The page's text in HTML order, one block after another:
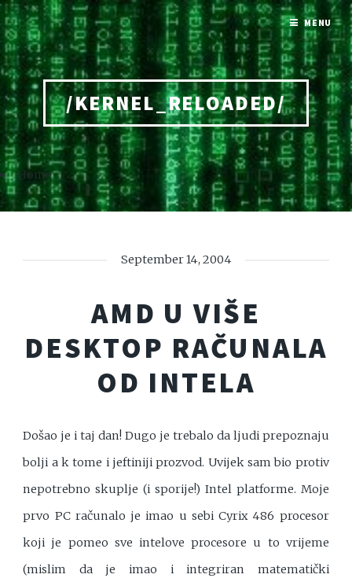
/KERNEL_RELOADED/
Home
September 14, 2004
AMD U VIŠE
DESKTOP RAČUNALA
OD INTELA
Došao je i taj dan! Dugo je trebalo da ljudi prepoznaju
bolji a k tome i jeftiniji prozvod. Uvijek sam bio protiv
nepotrebno skuplje (i sporije!) Intel platforme. Moje
prvo PC računalo je imao u sebi Cyrix 486 procesor
koji je pomeo sve intelove procesore u to vrijeme
(mislim da je imao i integriran matematički
MENU